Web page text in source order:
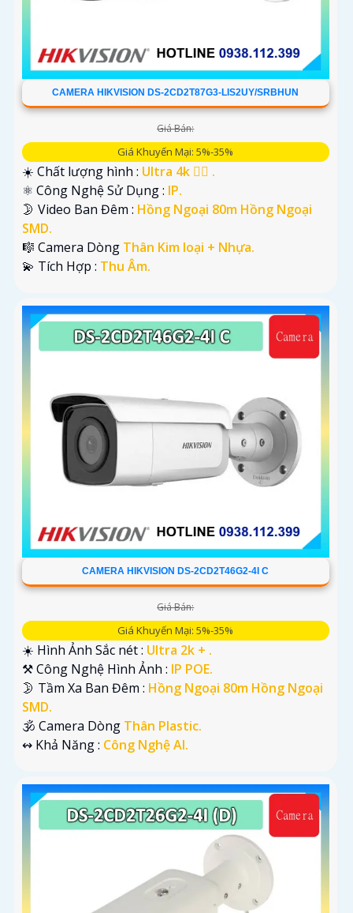
CAMERA HIKVISION DS-2CD2T87G3-LIS2UY/SRBHUN
Giá Bán:
Giá Khuyến Mại: 5%-35%
☀️ Chất lượng hình : Ultra 4k 👍🏾 .
⚛️ Công Nghệ Sử Dụng : IP.
🌛 Video Ban Đêm : Hồng Ngoại 80m Hồng Ngoại
SMD.
🎼️ Camera Dòng Thân Kim loại + Nhựa.
️💫 Tích Hợp : Thu Âm.
CAMERA HIKVISION DS-2CD2T46G2-4I C
Giá Bán:
Giá Khuyến Mại: 5%-35%
☀️ Hình Ảnh Sắc nét : Ultra 2k + .
⚒ Công Nghệ Hình Ảnh : IP POE.
🌛 Tầm Xa Ban Đêm : Hồng Ngoại 80m Hồng Ngoại
SMD.
🕉️ Camera Dòng Thân Plastic.
️↭ Khả Năng : Công Nghệ AI.